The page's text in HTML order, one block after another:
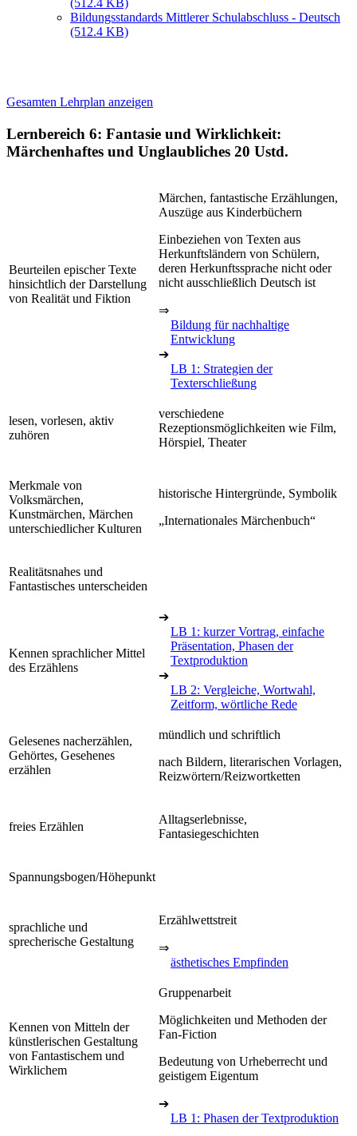
(512.4 KB)
Bildungsstandards Mittlerer Schulabschluss - Deutsch
(512.4 KB)
Gesamten Lehrplan anzeigen
Lernbereich 6: Fantasie und Wirklichkeit:
Märchenhaftes und Unglaubliches 20 Ustd.
Beurteilen epischer Texte
hinsichtlich der Darstellung
von Realität und Fiktion
Märchen, fantastische Erzählungen,
Auszüge aus Kinderbüchern
Einbeziehen von Texten aus
Herkunftsländern von Schülern,
deren Herkunftssprache nicht oder
nicht ausschließlich Deutsch ist
⇒
Bildung für nachhaltige
Entwicklung
➔
LB 1: Strategien der
Texterschließung
lesen, vorlesen, aktiv
zuhören
verschiedene
Rezeptionsmöglichkeiten wie Film,
Hörspiel, Theater
Merkmale von
Volksmärchen,
Kunstmärchen, Märchen
unterschiedlicher Kulturen
historische Hintergründe, Symbolik
„Internationales Märchenbuch“
Realitätsnahes und
Fantastisches unterscheiden
Kennen sprachlicher Mittel
des Erzählens
➔
LB 1: kurzer Vortrag, einfache
Präsentation, Phasen der
Textproduktion
➔
LB 2: Vergleiche, Wortwahl,
Zeitform, wörtliche Rede
Gelesenes nacherzählen,
Gehörtes, Gesehenes
erzählen
mündlich und schriftlich
nach Bildern, literarischen Vorlagen,
Reizwörtern/Reizwortketten
freies Erzählen
Alltagserlebnisse,
Fantasiegeschichten
Spannungsbogen/Höhepunkt
sprachliche und
sprecherische Gestaltung
Erzählwettstreit
⇒
ästhetisches Empfinden
Kennen von Mitteln der
künstlerischen Gestaltung
von Fantastischem und
Wirklichem
Gruppenarbeit
Möglichkeiten und Methoden der
Fan-Fiction
Bedeutung von Urheberrecht und
geistigem Eigentum
➔
LB 1: Phasen der Textproduktion